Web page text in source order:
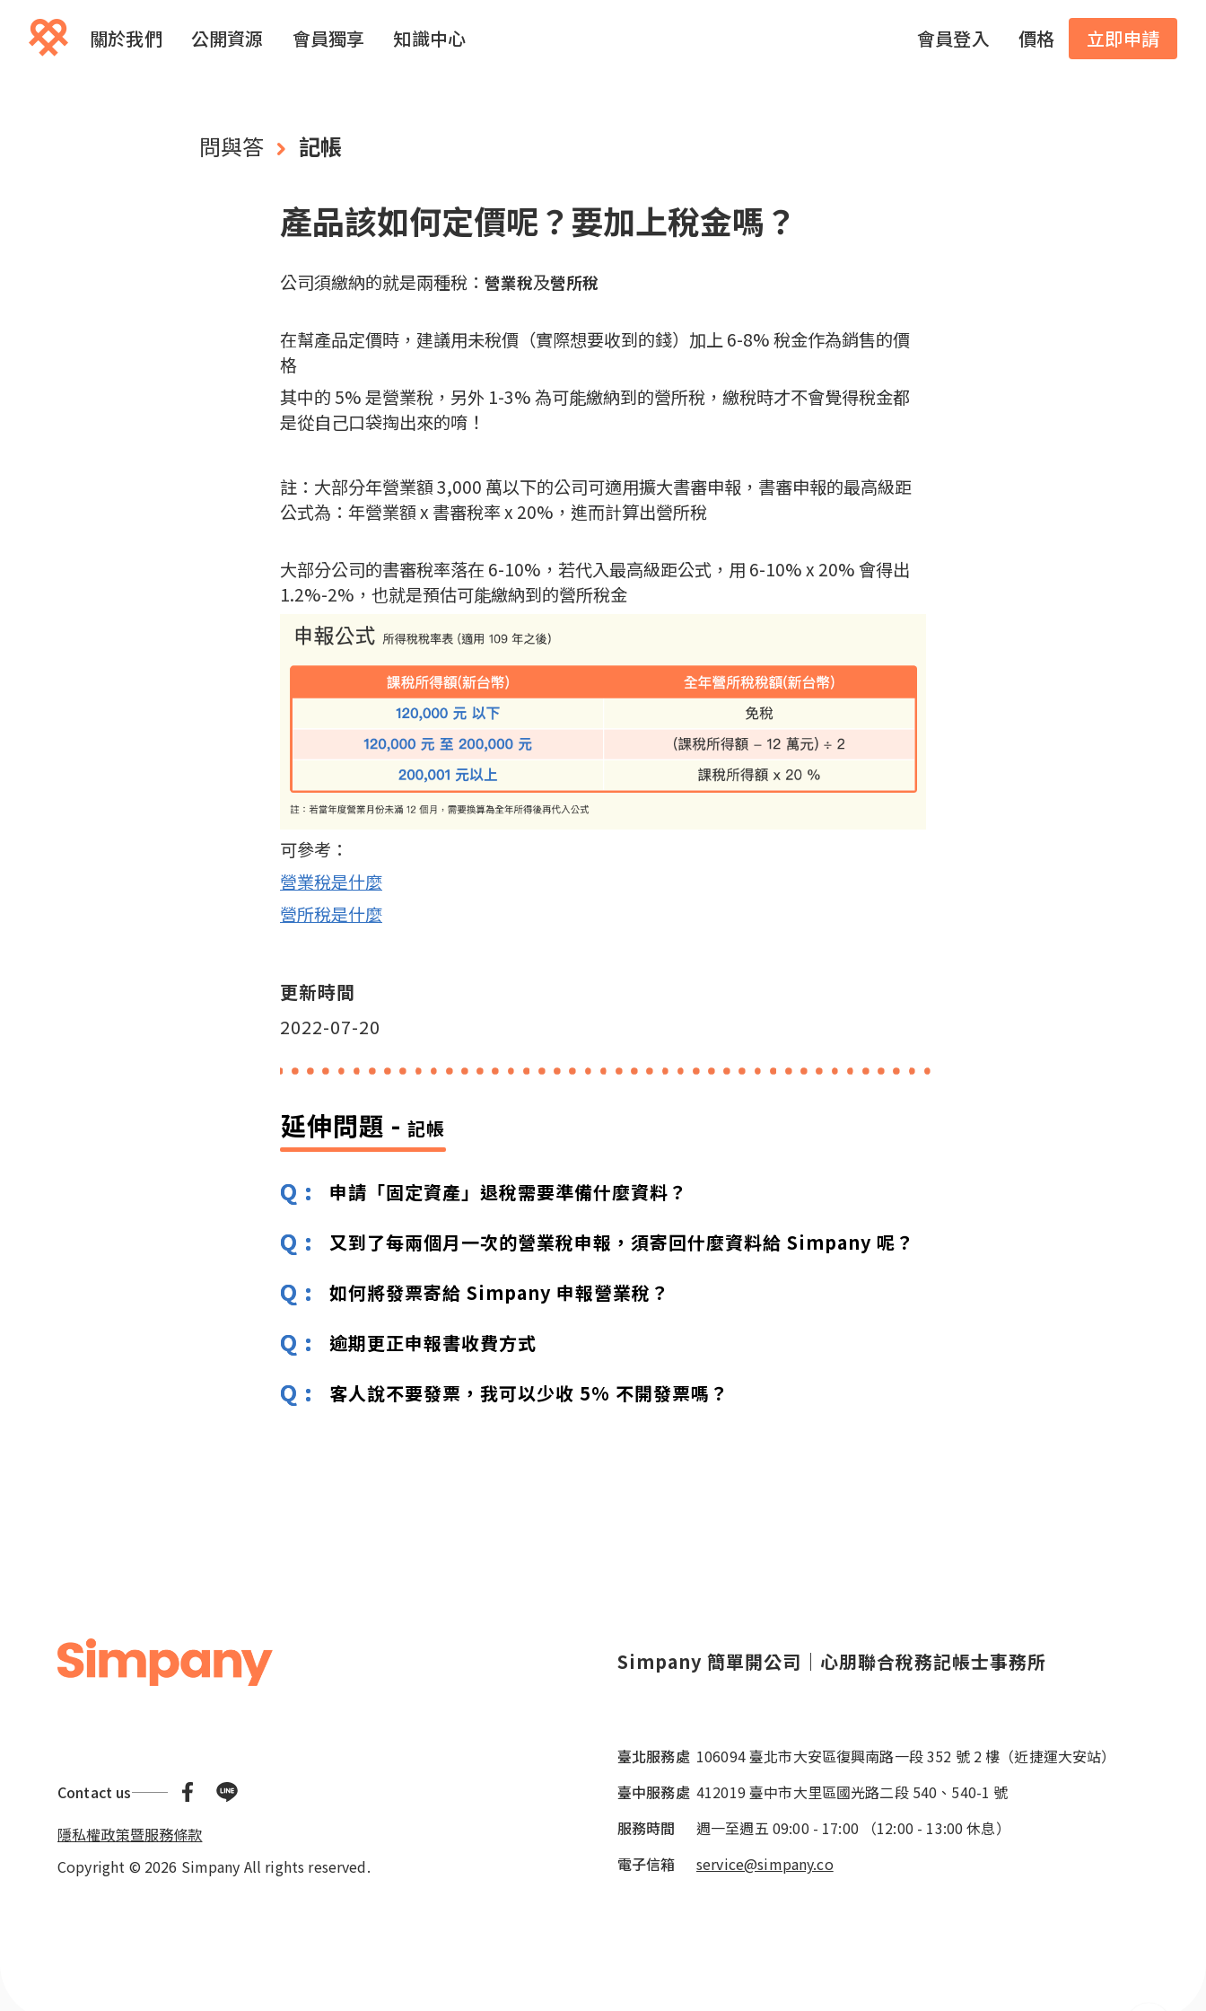
關於我們 公開資源 會員獨享 知識中心 立即申請
價格
會員登入
問與答 記帳
產品該如何定價呢？要加上稅金嗎？
公司須繳納的就是兩種稅： 營業稅及營所稅
在幫產品定價時，建議用未稅價（實際想要收到的錢）加上 6-8% 稅金作為銷售的價
格
其中的 5% 是營業稅，另外 1-3% 為可能繳納到的營所稅，繳稅時才不會覺得稅金都
是從自己口袋掏出來的唷！
註：大部分年營業額 3,000 萬以下的公司可適用擴大書審申報，書審申報的最高級距
公式為：年營業額 x 書審稅率 x 20%，進而計算出營所稅
大部分公司的書審稅率落在 6-10%，若代入最高級距公式，用 6-10% x 20% 會得出
1.2%-2%，也就是預估可能繳納到的營所稅金
可參考：
營業稅是什麼
營所稅是什麼
更新時間
2022-07-20
延伸問題 - 記帳
申請「固定資產」退稅需要準備什麼資料？
又到了每兩個月一次的營業稅申報，須寄回什麼資料給 Simpany 呢？
如何將發票寄給 Simpany 申報營業稅？
逾期更正申報書收費方式
客人說不要發票，我可以少收 5% 不開發票嗎？
Simpany 簡單開公司 ｜ 心朋聯合稅務記帳士事務所
臺北服務處 106094 臺北市大安區復興南路一段 352 號 2 樓（近捷運大安站）
臺中服務處 412019 臺中市大里區國光路二段 540、540-1 號
服務時間
週一至週五09:00 - 17:00 （12:00 - 13:00 休息）
電子信箱
service@simpany.co
Contact us
隱私權政策暨服務條款
Copyright © 2026 Simpany All rights reserved.